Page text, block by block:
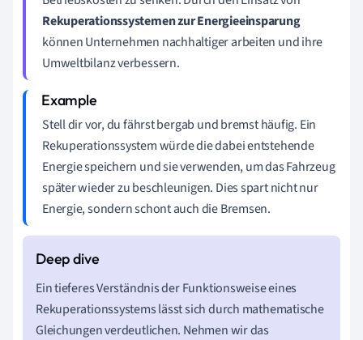
Rekuperationssystemen zur Energieeinsparung
können Unternehmen nachhaltiger arbeiten und ihre
Umweltbilanz verbessern.
Stell dir vor, du fährst bergab und bremst häufig. Ein
Rekuperationssystem würde die dabei entstehende
Energie speichern und sie verwenden, um das Fahrzeug
später wieder zu beschleunigen. Dies spart nicht nur
Energie, sondern schont auch die Bremsen.
Ein tieferes Verständnis der Funktionsweise eines
Rekuperationssystems lässt sich durch mathematische
Gleichungen verdeutlichen. Nehmen wir das